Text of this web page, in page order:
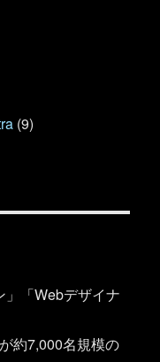
(9)
」「Webデザイナ
約7,000名規模の